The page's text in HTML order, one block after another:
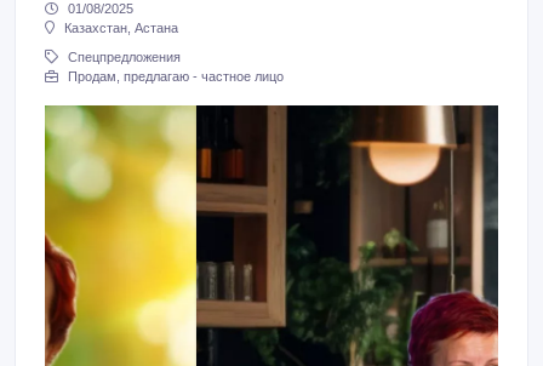
01/08/2025
Казахстан, Астана
Спецпредложения
Продам, предлагаю - частное лицо